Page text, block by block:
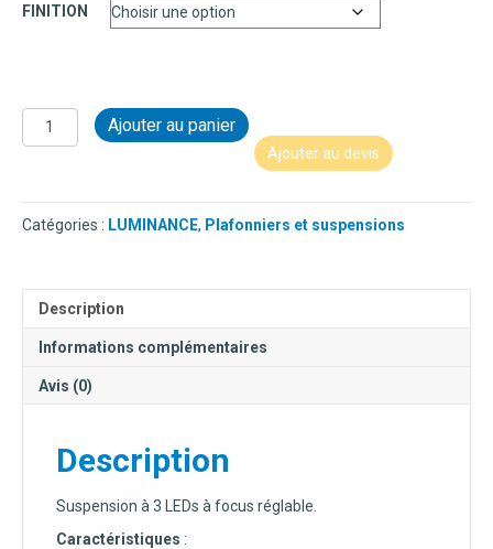
FINITION
quantité
de
SUSPENSION
-
Ajouter au panier
Ajouter au devis
Catégories : LUMINANCE, Plafonniers et suspensions
Description
Informations complémentaires
Avis (0)
Description
Suspension à 3 LEDs à focus réglable.
Caractéristiques :